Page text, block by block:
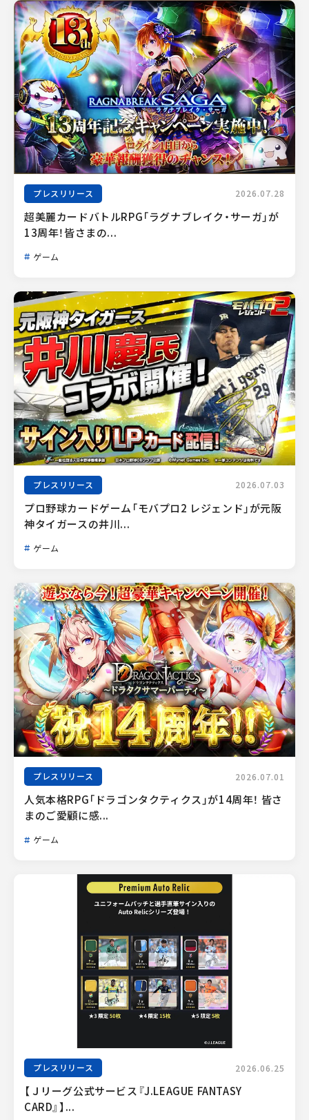
プレスリリース 2026.07.28
超美麗カードバトルRPG「ラグナブレイク・サーガ」が
13周年！皆さまの...
ゲーム
プレスリリース 2026.07.03
プロ野球カードゲーム「モバプロ2 レジェンド」が元阪
神タイガースの井川...
ゲーム
プレスリリース 2026.07.01
人気本格RPG「ドラゴンタクティクス」が14周年！ 皆さ
まのご愛顧に感...
ゲーム
プレスリリース 2026.06.25
【Ｊリーグ公式サービス『J.LEAGUE FANTASY
CARD』】...